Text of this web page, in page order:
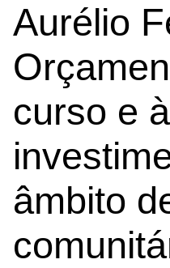
Aurélio
curso e
âmbito